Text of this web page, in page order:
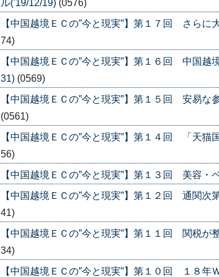
ル('19/12/19) (0576)
【中国越境ＥＣの”今と現実”】第１７回 さらに
74)
【中国越境ＥＣの”今と現実”】第１６回 中国越
31) (0569)
【中国越境ＥＣの”今と現実”】第１５回 安易な
(0561)
【中国越境ＥＣの”今と現実”】第１４回 「天猫
56)
【中国越境ＥＣの”今と現実”】第１３回 美容・
【中国越境ＥＣの”今と現実”】第１２回 通関次
41)
【中国越境ＥＣの”今と現実”】第１１回 関税が
34)
【中国越境ＥＣの”今と現実”】第１０回 １８年